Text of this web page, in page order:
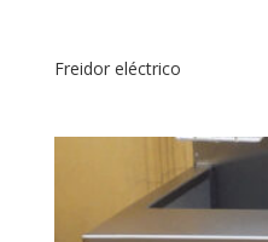
Freidor eléctrico